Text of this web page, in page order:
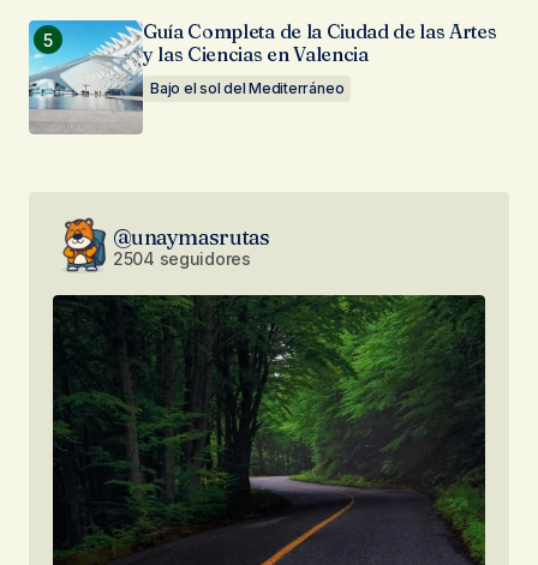
Guía Completa de la Ciudad de las Artes
y las Ciencias en Valencia
Bajo el sol del Mediterráneo
@unaymasrutas
2504 seguidores